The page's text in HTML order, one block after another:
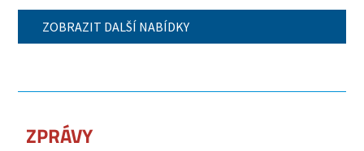
ZOBRAZIT DALŠÍ NABÍDKY
ZPRÁVY